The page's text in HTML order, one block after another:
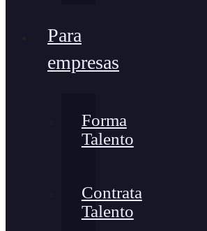
Para
empresas
Forma
Talento
Contrata
Talento